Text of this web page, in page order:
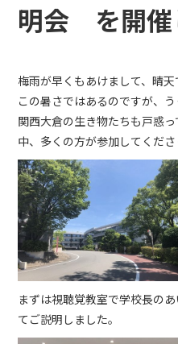
明会 を開催
梅雨が早くもあけまして、晴
この暑さではあるのですが、
関西大倉の生き物たちも戸惑
中、多くの方が参加してくださ
まずは視聴覚教室で学校長の
てご説明しました。